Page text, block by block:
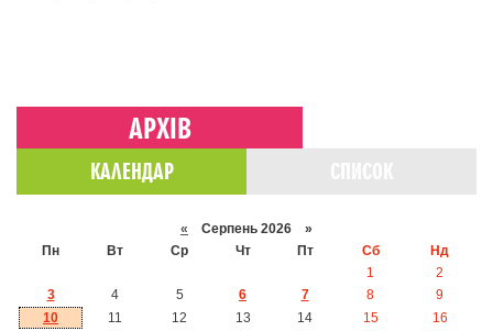
АРХІВ
КАЛЕНДАР
« Серпень 2026 »
Пн
Вт Ср Чт Пт Сб
Нд
1
2
3
4 5 6 7 8
9
10
11 12 13 14 15
16